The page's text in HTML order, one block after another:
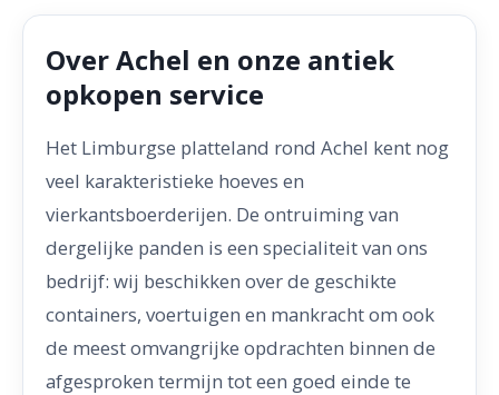
Over Achel en onze antiek
opkopen service
Het Limburgse platteland rond Achel kent nog
veel karakteristieke hoeves en
vierkantsboerderijen. De ontruiming van
dergelijke panden is een specialiteit van ons
bedrijf: wij beschikken over de geschikte
containers, voertuigen en mankracht om ook
de meest omvangrijke opdrachten binnen de
afgesproken termijn tot een goed einde te